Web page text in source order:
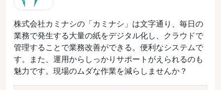
株式会社カミナシの「カミナシ」は文字通り、毎日の
業務で発生する大量の紙をデジタル化し、クラウドで
管理することで業務改善ができる。便利なシステムで
す。また、運用からしっかりサポートがえられるのも
魅力です。現場のムダな作業を減らしませんか？